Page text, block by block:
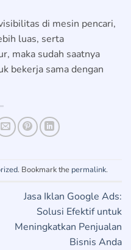
di mesin pencari,
luas, serta
maka sudah saatnya
bekerja sama dengan
. Bookmark the permalink.
Jasa Iklan Google Ads:
Solusi Efektif untuk
Meningkatkan Penjualan
Bisnis Anda